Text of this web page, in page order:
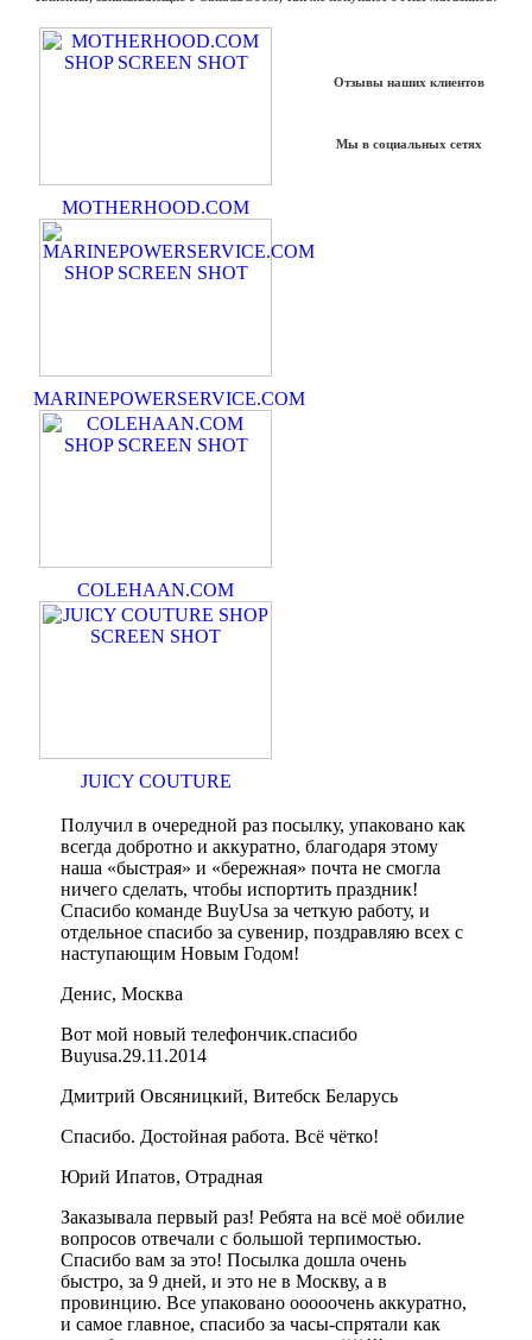
MOTHERHOOD.COM
MARINEPOWERSERVICE.COM
COLEHAAN.COM
JUICY COUTURE
Отзывы наших клиентов
Мы в социальных сетях
Получил в очередной раз посылку, упаковано как
всегда добротно и аккуратно, благодаря этому
наша «быстрая» и «бережная» почта не смогла
ничего сделать, чтобы испортить праздник!
Спасибо команде BuyUsa за четкую работу, и
отдельное спасибо за сувенир, поздравляю всех с
наступающим Новым Годом!
Денис, Москва
Вот мой новый телефончик.спасибо
Buyusa.29.11.2014
Дмитрий Овсяницкий, Витебск Беларусь
Спасибо. Достойная работа. Всё чётко!
Юрий Ипатов, Отрадная
Заказывала первый раз! Ребята на всё моё обилие
вопросов отвечали с большой терпимостью.
Спасибо вам за это! Посылка дошла очень
быстро, за 9 дней, и это не в Москву, а в
провинцию. Все упаковано ооооочень аккуратно,
и самое главное, спасибо за часы-спрятали как